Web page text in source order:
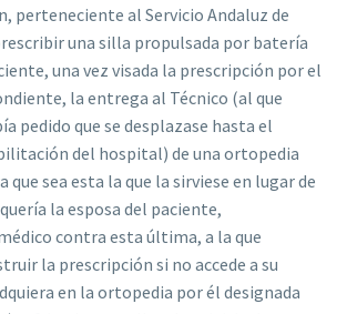
perteneciente al Servicio Andaluz de
una silla propulsada por batería
una vez visada la prescripción por el
la entrega al Técnico (al que
pedido que se desplazase hasta el
del hospital) de una ortopedia
que sea esta la que la sirviese en lugar de
la esposa del paciente,
contra esta última, a la que
la prescripción si no accede a su
en la ortopedia por él designada